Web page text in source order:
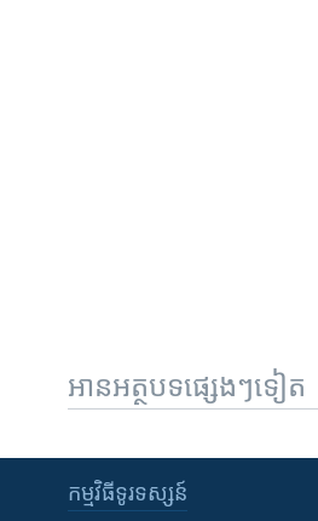
អានអត្ថបទផ្សេងៗទៀត
កម្មវិធី​ទូរទស្សន៍